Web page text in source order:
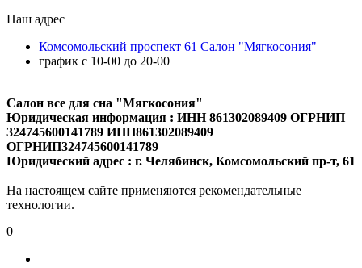
Наш адрес
Комсомольский проспект 61 Cалон "Мягкосония"
график с 10-00 до 20-00
Салон все для сна "Мягкосония"
Юридическая информация : ИНН 861302089409 ОГРНИП
324745600141789 ИНН861302089409
ОГРНИП324745600141789
Юридический адрес : г. Челябинск, Комсомольский пр-т, 61
На настоящем сайте применяются рекомендательные
технологии.
0